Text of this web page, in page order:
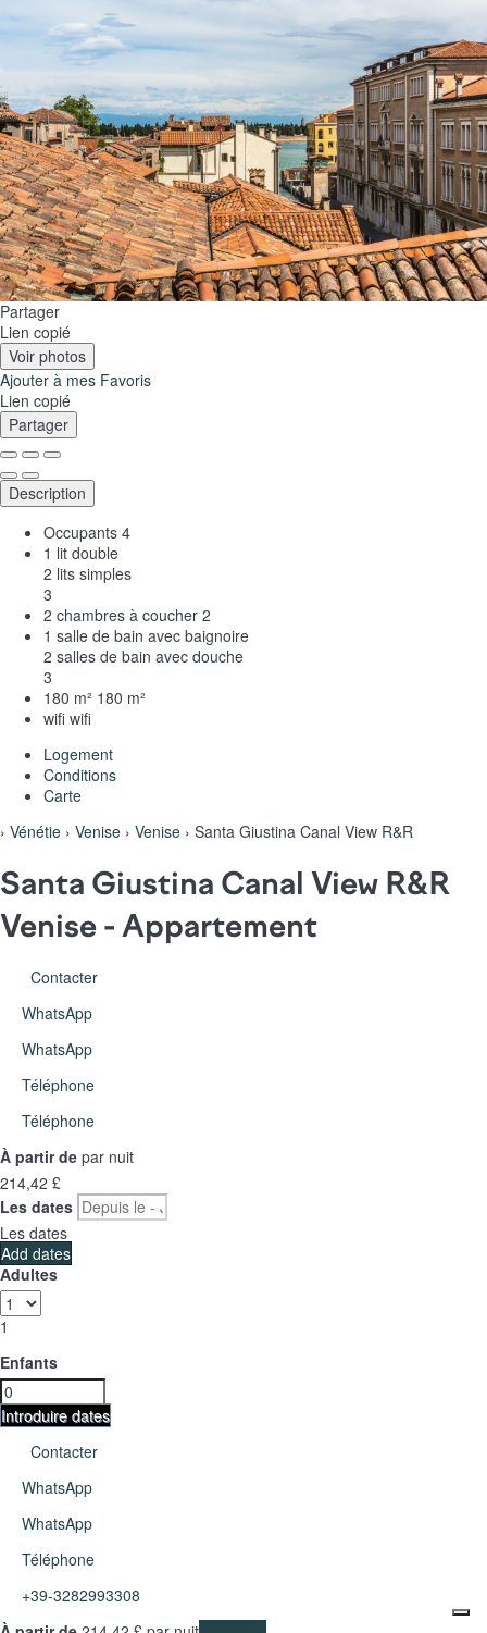
Partager
Lien copié
Voir photos
Ajouter à mes Favoris
Lien copié
Partager
Description
Occupants 4
1 lit double
2 lits simples
3
2 chambres à coucher 2
1 salle de bain avec baignoire
2 salles de bain avec douche
3
180 m² 180 m²
wifi wifi
Logement
Conditions
Carte
› Vénétie › Venise › Venise › Santa Giustina Canal View R&R
Santa Giustina Canal View R&R
Venise - Appartement
Contacter
WhatsApp
WhatsApp
Téléphone
Téléphone
À partir de par nuit
214,42 £
Les dates
Les dates
Add dates
Adultes
1
Enfants
Introduire dates
Contacter
WhatsApp
WhatsApp
Téléphone
+39-3282993308